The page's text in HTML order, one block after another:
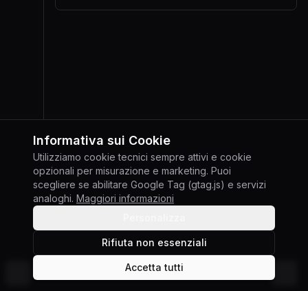
Cambia tema Giuseppe Gabriele Di Chiara
Informativa sui Cookie
Utilizziamo cookie tecnici sempre attivi e cookie
opzionali per misurazione e marketing. Puoi
scegliere se abilitare Google Tag (gtag.js) e servizi
analoghi. Maggiori informazioni
Rifiuta non essenziali
Accetta tutti